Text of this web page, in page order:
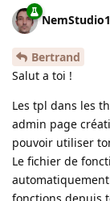
Bertrand
Salut a toi !
Les tpl dans les
admin page
pouvoir utiliser
Le fichier de
fonctions depuis